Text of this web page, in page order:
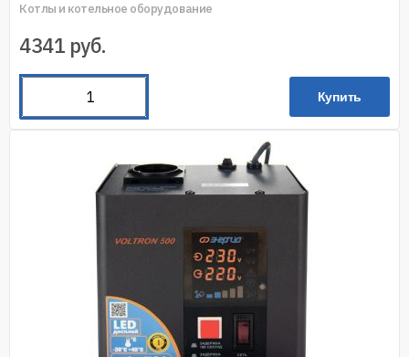
Котлы и котельное оборудование
4341 руб.
Купить